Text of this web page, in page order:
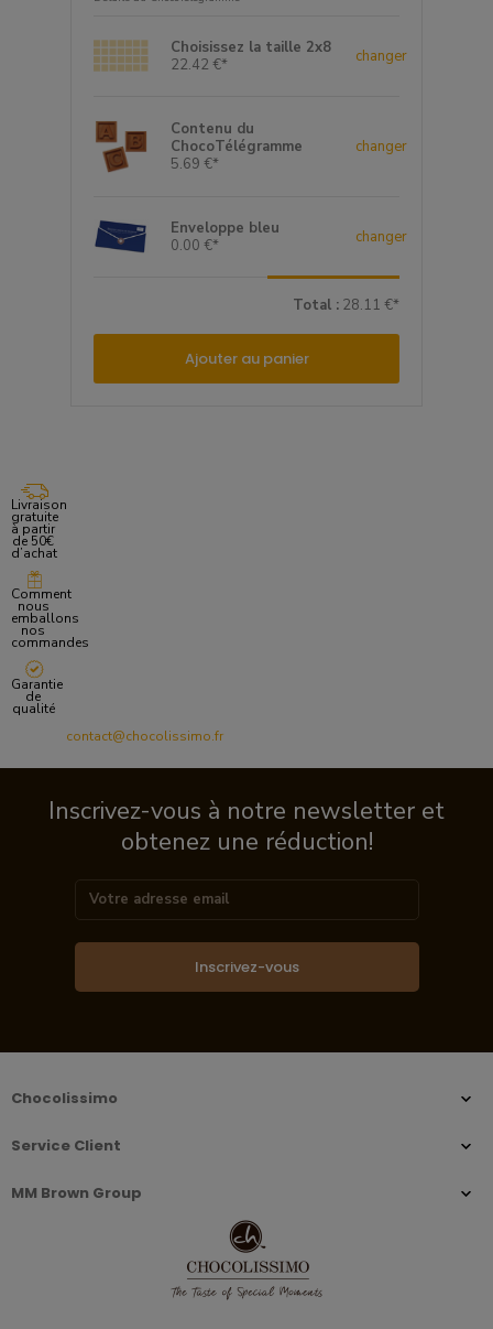
Choisissez la taille 2x8
22.42 €*
changer
Contenu du
ChocoTélégramme
5.69 €*
changer
Enveloppe bleu
0.00 €*
changer
Total : 28.11 €*
Ajouter au panier
Livraison
gratuite
à partir
de 50€
d’achat
Comment
nous
emballons
nos
commandes
Garantie
de
qualité
contact@chocolissimo.fr
Inscrivez-vous à notre newsletter et
obtenez une réduction!
Inscrivez-vous
Chocolissimo
Service Client
MM Brown Group